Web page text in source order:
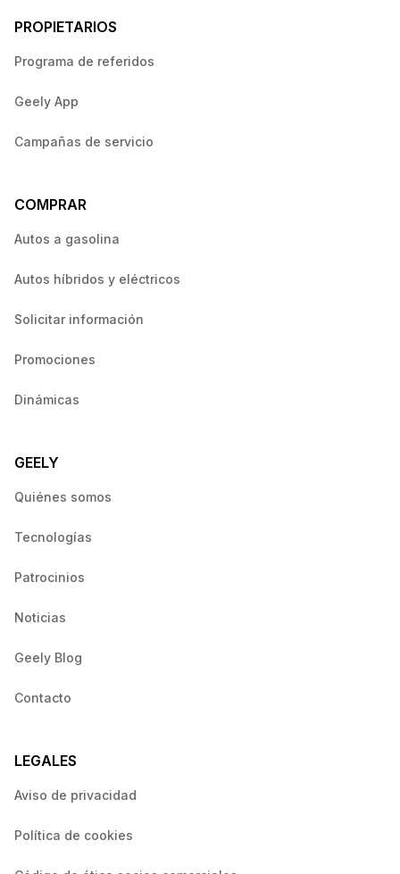
PROPIETARIOS
Programa de referidos
Geely App
Campañas de servicio
COMPRAR
Autos a gasolina
Autos híbridos y eléctricos
Solicitar información
Promociones
Dinámicas
GEELY
Quiénes somos
Tecnologías
Patrocinios
Noticias
Geely Blog
Contacto
LEGALES
Aviso de privacidad
Política de cookies